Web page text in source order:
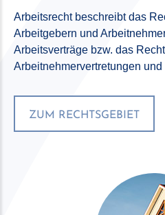
Arbeitsrecht beschreibt das
Arbeitgebern und
Arbeitsverträge bzw. das
Arbeitnehmervertretungen
ZUM RECHTSGEBIET